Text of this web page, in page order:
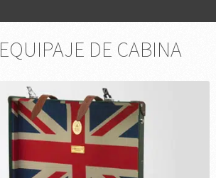
EQUIPAJE DE CABINA